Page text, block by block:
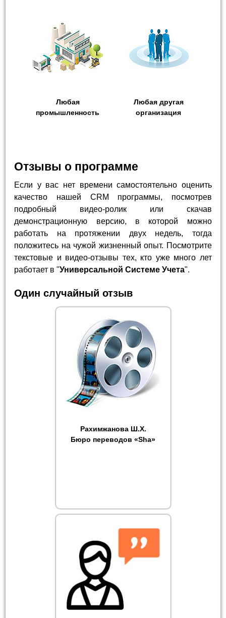
Любая
промышленность
Любая другая
организация
Отзывы о программе
Если у вас нет времени самостоятельно оценить
качество нашей CRM программы, посмотрев
подробный видео-ролик или скачав
демонстрационную версию, в которой можно
работать на протяжении двух недель, тогда
положитесь на чужой жизненный опыт. Посмотрите
текстовые и видео-отзывы тех, кто уже много лет
работает в "Универсальной Системе Учета".
Один случайный отзыв
Рахимжанова Ш.Х.
Бюро переводов «Sha»